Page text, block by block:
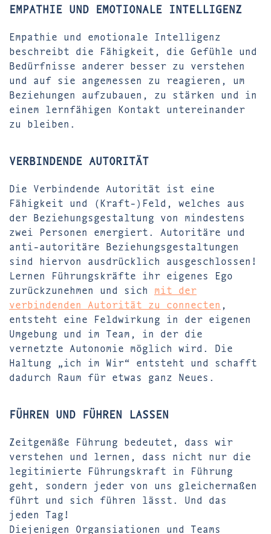
EMPATHIE UND EMOTIONALE INTELLIGENZ
Empathie und emotionale Intelligenz
beschreibt die Fähigkeit, die Gefühle und
Bedürfnisse anderer besser zu verstehen
und auf sie angemessen zu reagieren, um
Beziehungen aufzubauen, zu stärken und in
einem lernfähigen Kontakt untereinander
zu bleiben.
VERBINDENDE AUTORITÄT
Die Verbindende Autorität ist eine
Fähigkeit und (Kraft-)Feld, welches aus
der Beziehungsgestaltung von mindestens
zwei Personen emergiert. Autoritäre und
anti-autoritäre Beziehungsgestaltungen
sind hiervon ausdrücklich ausgeschlossen!
Lernen Führungskräfte ihr eigenes Ego
zurückzunehmen und sich mit der
verbindenden Autorität zu connecten ,
entsteht eine Feldwirkung in der eigenen
Umgebung und im Team, in der die
vernetzte Autonomie möglich wird. Die
Haltung „ich im Wir“ entsteht und schafft
dadurch Raum für etwas ganz Neues.
FÜHREN UND FÜHREN LASSEN
Zeitgemäße Führung bedeutet, dass wir
verstehen und lernen, dass nicht nur die
legitimierte Führungskraft in Führung
geht, sondern jeder von uns gleichermaßen
führt und sich führen lässt. Und das
jeden Tag!
Diejenigen Organsiationen und Teams